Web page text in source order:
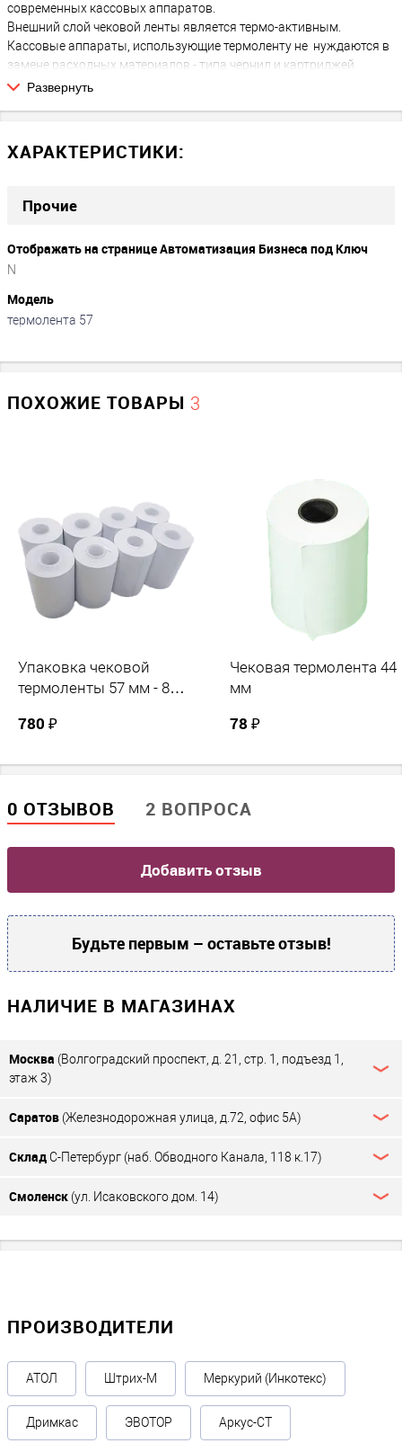
современных кассовых аппаратов.
Внешний слой чековой ленты является термо-активным.
Кассовые аппараты, использующие термоленту не нуждаются в
замене расходных материалов - типа чернил и картриджей.
Развернуть
ХАРАКТЕРИСТИКИ:
Прочие
Отображать на странице Автоматизация Бизнеса под Ключ
N
Модель
термолента 57
ПОХОЖИЕ ТОВАРЫ 3
Упаковка чековой
термоленты 57 мм - 8
780 ₽
Чековая термолента 44
мм
78 ₽
0 ОТЗЫВОВ 2 ВОПРОСА
Добавить отзыв
Будьте первым – оставьте отзыв!
НАЛИЧИЕ В МАГАЗИНАХ
Москва (Волгоградский проспект, д. 21, стр. 1, подъезд 1,
этаж 3)
Саратов (Железнодорожная улица, д.72, офис 5А)
СкладС-Петербург (наб. Обводного Канала, 118 к.17)
Смоленск (ул. Исаковского дом. 14)
ПРОИЗВОДИТЕЛИ
АТОЛ Штрих-М Меркурий (Инкотекс)
Дримкас ЭВОТОР Аркус-СТ